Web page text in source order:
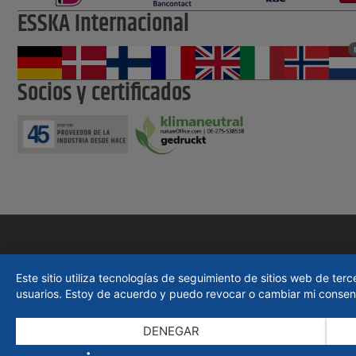
ESSKA Internacional
Socios y certificados
Este sitio utiliza tecnologías de seguimiento de sitios web de
usuarios. Estoy de acuerdo y puedo revocar o cambiar mi
DENEGAR